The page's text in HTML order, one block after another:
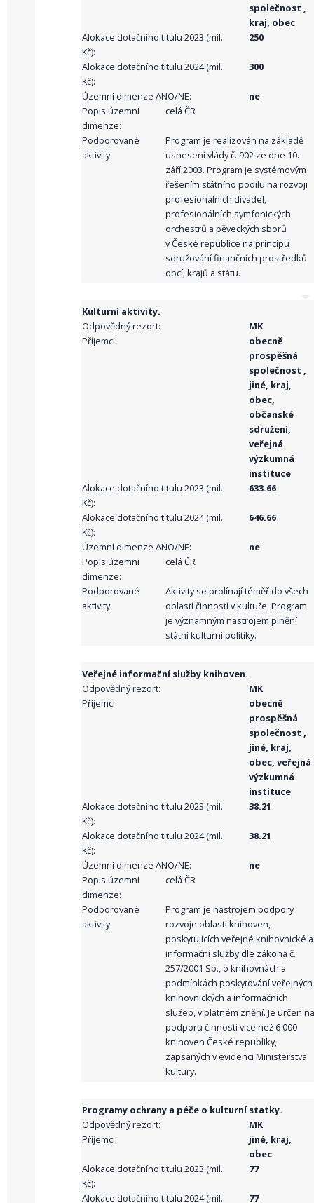
společnost ,
kraj, obec
Alokace dotačního titulu 2023 (mil.
Kč):
250
Alokace dotačního titulu 2024 (mil.
Kč):
300
Územní dimenze ANO/NE:
ne
Popis územní
dimenze:
celá ČR
Podporované
aktivity:
Program je realizován na základě
usnesení vlády č. 902 ze dne 10.
září 2003. Program je systémovým
řešením státního podílu na rozvoji
profesionálních divadel,
profesionálních symfonických
orchestrů a pěveckých sborů
v České republice na principu
sdružování finančních prostředků
obcí, krajů a státu.
Kulturní aktivity.
Odpovědný rezort:
MK
Příjemci:
obecně
prospěšná
společnost ,
jiné, kraj,
obec,
občanské
sdružení,
veřejná
výzkumná
instituce
Alokace dotačního titulu 2023 (mil.
Kč):
633.66
Alokace dotačního titulu 2024 (mil.
Kč):
646.66
Územní dimenze ANO/NE:
ne
Popis územní
dimenze:
celá ČR
Podporované
aktivity:
Aktivity se prolínají téměř do všech
oblastí činností v kultuře. Program
je významným nástrojem plnění
státní kulturní politiky.
Veřejné informační služby knihoven.
Odpovědný rezort:
MK
Příjemci:
obecně
prospěšná
společnost ,
jiné, kraj,
obec, veřejná
výzkumná
instituce
Alokace dotačního titulu 2023 (mil.
Kč):
38.21
Alokace dotačního titulu 2024 (mil.
Kč):
38.21
Územní dimenze ANO/NE:
ne
Popis územní
dimenze:
celá ČR
Podporované
aktivity:
Program je nástrojem podpory
rozvoje oblasti knihoven,
poskytujících veřejné knihovnické a
informační služby dle zákona č.
257/2001 Sb., o knihovnách a
podmínkách poskytování veřejných
knihovnických a informačních
služeb, v platném znění. Je určen na
podporu činnosti více než 6 000
knihoven České republiky,
zapsaných v evidenci Ministerstva
kultury.
Programy ochrany a péče o kulturní statky.
Odpovědný rezort:
MK
Příjemci:
jiné, kraj,
obec
Alokace dotačního titulu 2023 (mil.
Kč):
77
Alokace dotačního titulu 2024 (mil.
77